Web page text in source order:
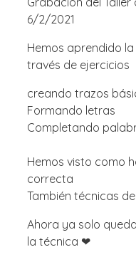
6/2/2021
Hemos aprendido
través de ejercicios
creando trazos
Formando letras
Completando
Hemos visto como
correcta
También técnicas
Ahora ya solo
la técnica ❤